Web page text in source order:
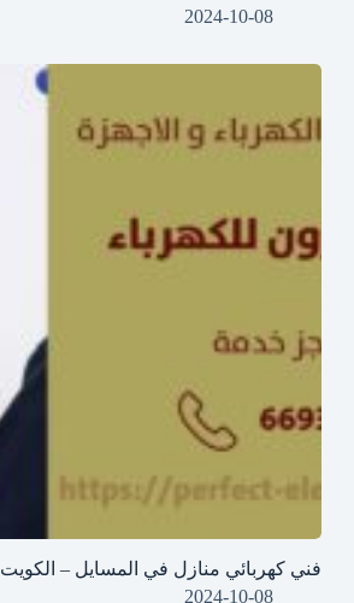
2024-10-08
فني كهربائي منازل في المسايل – الكويت
2024-10-08